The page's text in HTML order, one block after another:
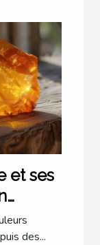
et ses
des...